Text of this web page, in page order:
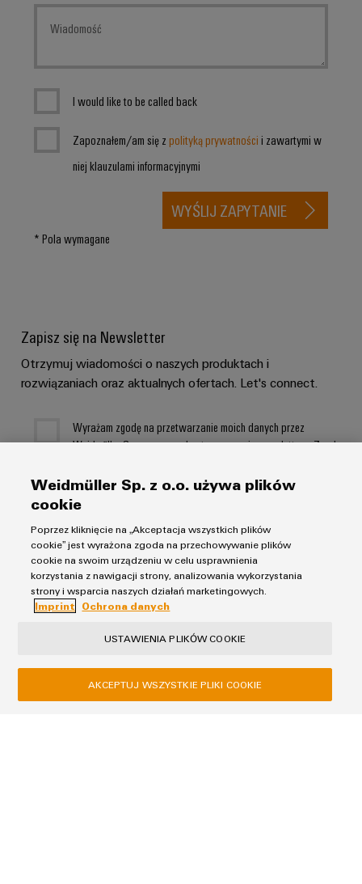
I would like to be called back
Zapoznałem/am się z polityką prywatności i zawartymi w
niej klauzulami informacyjnymi
* Pola wymagane
WYŚLIJ ZAPYTANIE
Zapisz się na Newsletter
Otrzymuj wiadomości o naszych produktach i
rozwiązaniach oraz aktualnych ofertach. Let's connect.
Wyrażam zgodę na przetwarzanie moich danych przez
Weidmüller Sp. z o.o. w celu otrzymywania newslettera. Zgodę
na adres: newsletter@weidmuller.com.pl . Ponadto każdy e-
mail zawiera link do rezygnacji z subskrypcji. Zapoznałem/am
informacyjnymi.
Weidmüller Sp. z o.o. używa plików
cookie
Poprzez kliknięcie na „Akceptacja wszystkich plików
cookie” jest wyrażona zgoda na przechowywanie plików
cookie na swoim urządzeniu w celu usprawnienia
korzystania z nawigacji strony, analizowania wykorzystania
strony i wsparcia naszych działań marketingowych.
Imprint
Ochrona danych
USTAWIENIA PLIKÓW COOKIE
AKCEPTUJ WSZYSTKIE PLIKI COOKIE